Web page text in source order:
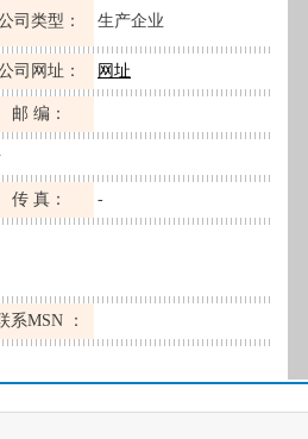
司类型： 生产企业
司网址： 网址
邮 编：
传 真： -
系MSN ：